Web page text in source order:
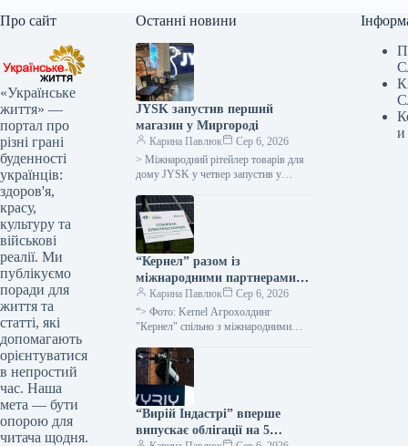
Про сайт
«Українське
життя» —
портал про
різні грані
буденності
українців:
здоров'я,
красу,
культуру та
військові
реалії. Ми
публікуємо
поради для
життя та
статті, які
допомагають
орієнтуватися
в непростий
час. Наша
мета — бути
опорою для
читача щодня.
Останні новини
JYSK запустив перший
магазин у Миргороді
Карина Павлюк
Сер 6, 2026
> Міжнародний рітейлер товарів для
дому JYSK у четвер запустив у
Миргород, що на Полтавщині,…
“Кернел” разом із
міжнародними партнерами
запускає сонячні
електростанції в громадах
поблизу лінії фронту: перші 7
уже функціонують
Карина Павлюк
Сер 6, 2026
“> Фото: Kernel Агрохолдинг
"Кернел" спільно з міжнародними
автономної сонячної генерації в
регіонах, наближених до лінії фронту:
…
“Вирій Індастрі” вперше
випускає облігації на 5
и